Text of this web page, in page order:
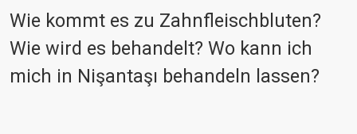
Wie kommt es zu Zahnfleischbluten?
Wie wird es behandelt? Wo kann ich
mich in Nişantaşı behandeln lassen?